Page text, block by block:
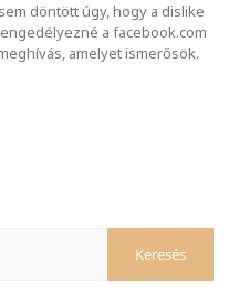
döntött úgy, hogy a dislike
a facebook.com
amelyet ismerősök.